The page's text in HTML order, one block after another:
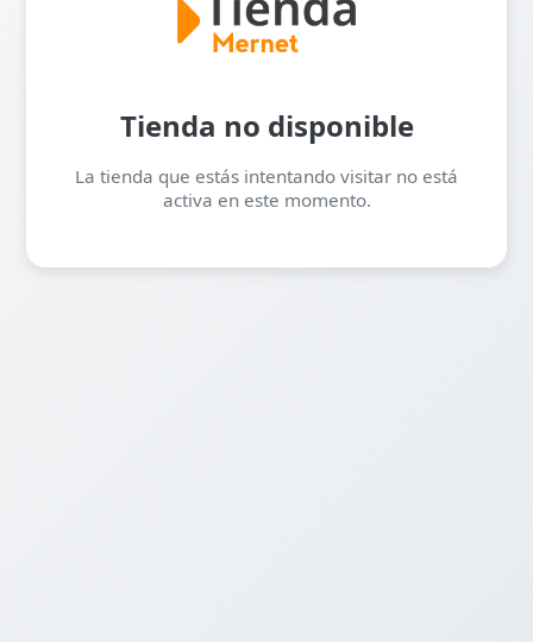
Tienda no disponible
La tienda que estás intentando visitar no está
activa en este momento.